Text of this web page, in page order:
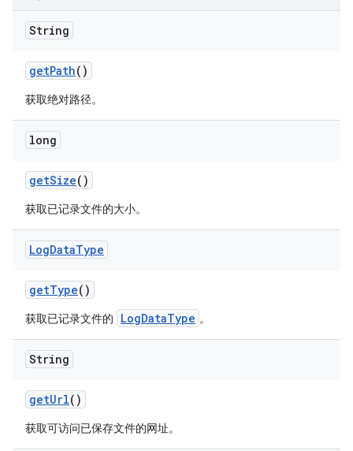
String
getPath()
获取绝对路径。
long
getSize()
获取已记录文件的大小。
LogDataType
getType()
获取已记录文件的 LogDataType 。
String
getUrl()
获取可访问已保存文件的网址。